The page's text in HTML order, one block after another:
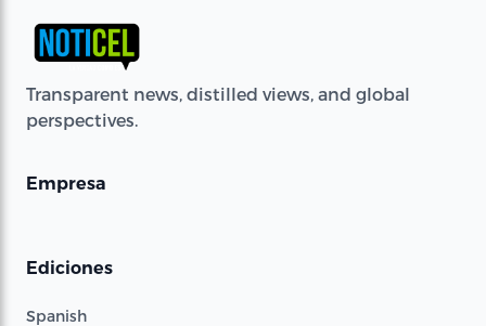
Transparent news, distilled views, and global
perspectives.
Empresa
Ediciones
Spanish